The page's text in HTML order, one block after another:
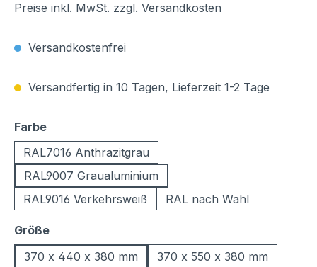
Preise inkl. MwSt. zzgl. Versandkosten
Versandkostenfrei
Versandfertig in 10 Tagen, Lieferzeit 1-2 Tage
Farbeauswählen
RAL7016 Anthrazitgrau
RAL9007 Graualuminium
RAL9016 Verkehrsweiß
RAL nach Wahl
Größeauswählen
370 x 440 x 380 mm
370 x 550 x 380 mm